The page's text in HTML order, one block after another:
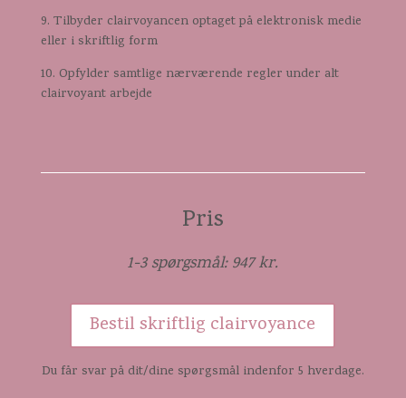
9. Tilbyder clairvoyancen optaget på elektronisk medie
eller i skriftlig form
10. Opfylder samtlige nærværende regler under alt
clairvoyant arbejde
Pris
1-3 spørgsmål: 947 kr.
Bestil skriftlig clairvoyance
Du får svar på dit/dine spørgsmål indenfor 5 hverdage.